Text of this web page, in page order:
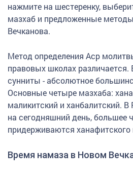
нажмите на шестеренку,
мазхаб и предложенные
Вечканова.
Метод определения Аср
правовых школах
сунниты - абсолютное
Основные четыре мазхаба:
маликитский и ханбалитский. В
на сегодняшний день, большее
придерживаются ханафитского
Время намаза в Новом